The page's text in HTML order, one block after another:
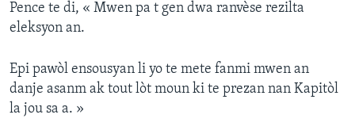
Pence te di, « Mwen pa t gen dwa ranvèse rezilta
eleksyon an.
Epi pawòl ensousyan li yo te mete fanmi mwen an
danje asanm ak tout lòt moun ki te prezan nan Kapitòl
la jou sa a. »